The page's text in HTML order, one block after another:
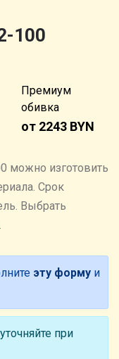
100
Премиум
обивка
от 2243 BYN
можно изготовить
Cрок
Выбрать
.
эту форму и
при